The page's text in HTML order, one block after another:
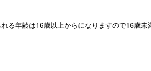
れる年齢は16歳以上からになりますので16歳未